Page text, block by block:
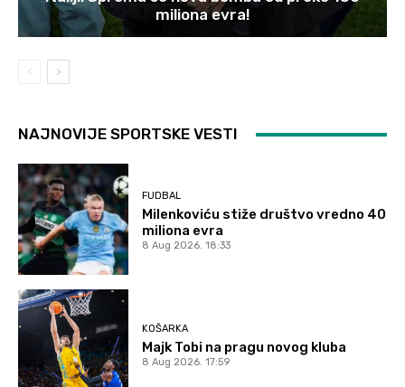
miliona evra!
NAJNOVIJE SPORTSKE VESTI
FUDBAL
Milenkoviću stiže društvo vredno 40
miliona evra
8 Aug 2026. 18:33
KOŠARKA
Majk Tobi na pragu novog kluba
8 Aug 2026. 17:59